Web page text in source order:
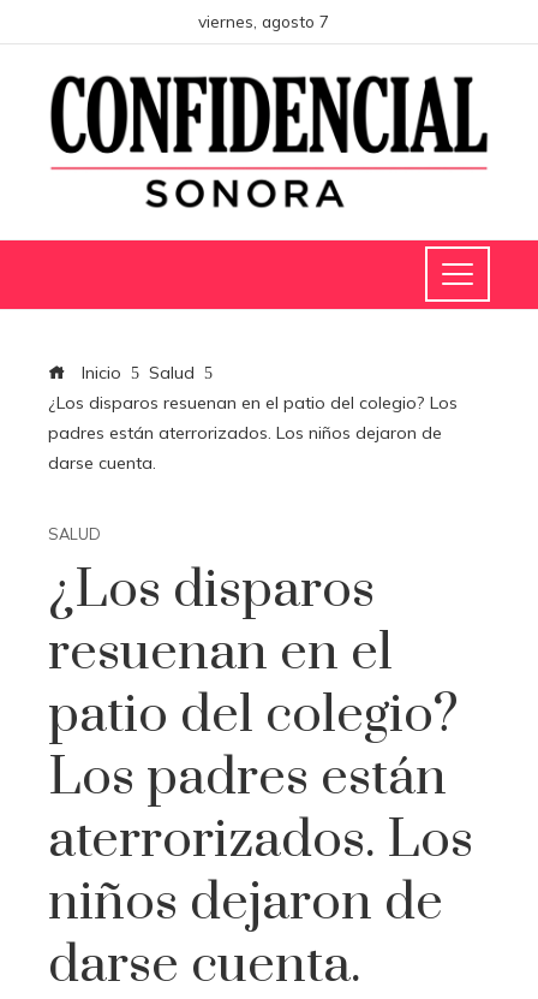
viernes, agosto 7
Inicio
Salud
¿Los disparos resuenan en el patio del colegio? Los
padres están aterrorizados. Los niños dejaron de
darse cuenta.
SALUD
¿Los disparos
resuenan en el
patio del colegio?
Los padres están
aterrorizados. Los
niños dejaron de
darse cuenta.